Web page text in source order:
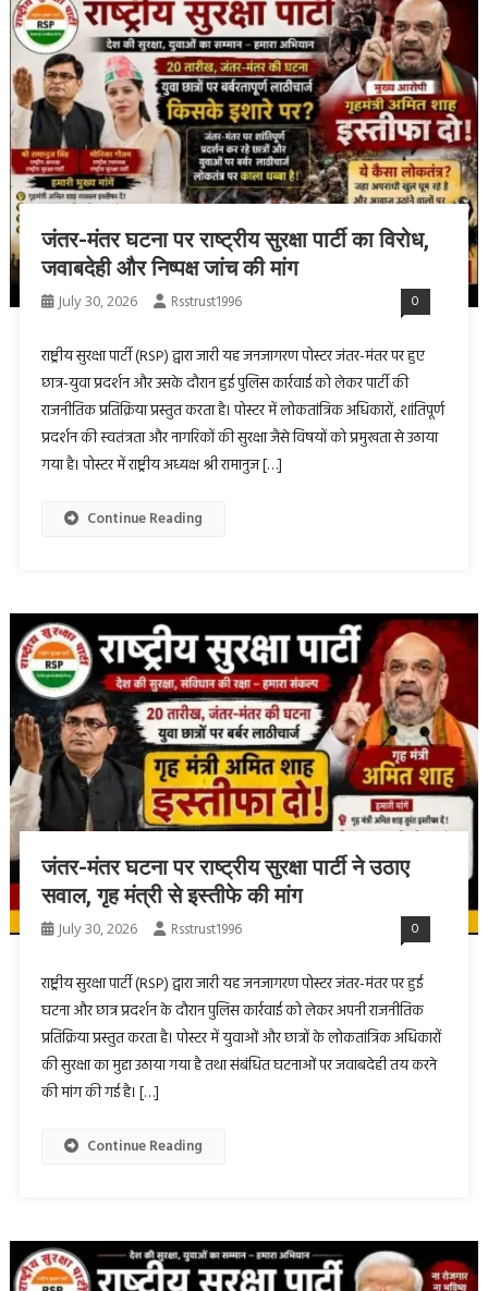
जंतर-मंतर घटना पर राष्ट्रीय सुरक्षा पार्टी का विरोध,
जवाबदेही और निष्पक्ष जांच की मांग
July 30, 2026 Rsstrust1996 0
राष्ट्रीय सुरक्षा पार्टी (RSP) द्वारा जारी यह जनजागरण पोस्टर जंतर-मंतर पर हुए
छात्र-युवा प्रदर्शन और उसके दौरान हुई पुलिस कार्रवाई को लेकर पार्टी की
राजनीतिक प्रतिक्रिया प्रस्तुत करता है। पोस्टर में लोकतांत्रिक अधिकारों, शांतिपूर्ण
प्रदर्शन की स्वतंत्रता और नागरिकों की सुरक्षा जैसे विषयों को प्रमुखता से उठाया
गया है। पोस्टर में राष्ट्रीय अध्यक्ष श्री रामानुज […]
Continue Reading
जंतर-मंतर घटना पर राष्ट्रीय सुरक्षा पार्टी ने उठाए
सवाल, गृह मंत्री से इस्तीफे की मांग
July 30, 2026 Rsstrust1996 0
राष्ट्रीय सुरक्षा पार्टी (RSP) द्वारा जारी यह जनजागरण पोस्टर जंतर-मंतर पर हुई
घटना और छात्र प्रदर्शन के दौरान पुलिस कार्रवाई को लेकर अपनी राजनीतिक
प्रतिक्रिया प्रस्तुत करता है। पोस्टर में युवाओं और छात्रों के लोकतांत्रिक अधिकारों
की सुरक्षा का मुद्दा उठाया गया है तथा संबंधित घटनाओं पर जवाबदेही तय करने
की मांग की गई है। […]
Continue Reading